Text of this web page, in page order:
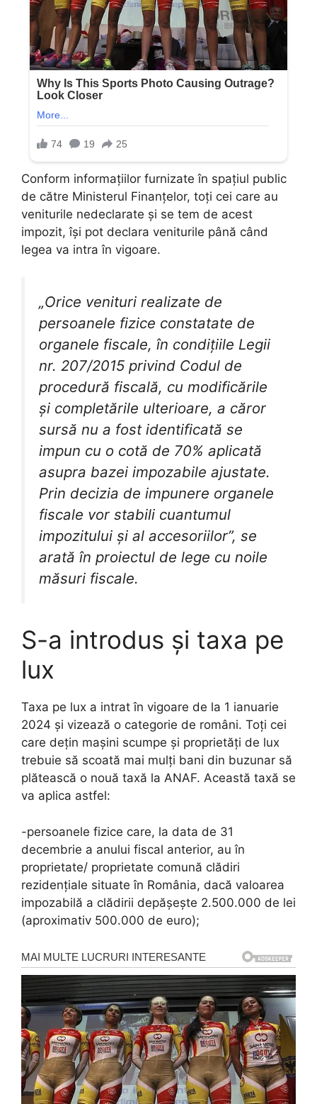
Conform informațiilor furnizate în spațiul public
de către Ministerul Finanțelor, toți cei care au
veniturile nedeclarate și se tem de acest
impozit, își pot declara veniturile până când
legea va intra în vigoare.
„Orice venituri realizate de
persoanele fizice constatate de
organele fiscale, în condiţiile Legii
nr. 207/2015 privind Codul de
procedură fiscală, cu modificările
și completările ulterioare, a căror
sursă nu a fost identificată se
impun cu o cotă de 70% aplicată
asupra bazei impozabile ajustate.
Prin decizia de impunere organele
fiscale vor stabili cuantumul
impozitului şi al accesoriilor”, se
arată în proiectul de lege cu noile
măsuri fiscale.
S-a introdus și taxa pe
lux
Taxa pe lux a intrat în vigoare de la 1 ianuarie
2024 și vizează o categorie de români. Toți cei
care dețin mașini scumpe și proprietăți de lux
trebuie să scoată mai mulți bani din buzunar să
plătească o nouă taxă la ANAF. Această taxă se
va aplica astfel:
-persoanele fizice care, la data de 31
decembrie a anului fiscal anterior, au în
proprietate/ proprietate comună clădiri
rezidențiale situate în România, dacă valoarea
impozabilă a clădirii depășește 2.500.000 de lei
(aproximativ 500.000 de euro);